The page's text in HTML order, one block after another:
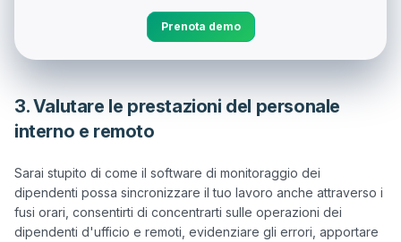
Prenota demo
3. Valutare le prestazioni del personale
interno e remoto
Sarai stupito di come il software di monitoraggio dei
dipendenti possa sincronizzare il tuo lavoro anche attraverso i
fusi orari, consentirti di concentrarti sulle operazioni dei
dipendenti d'ufficio e remoti, evidenziare gli errori, apportare